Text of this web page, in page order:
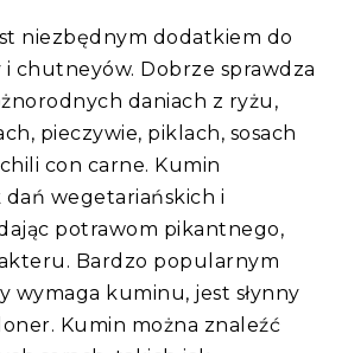
niezbędnym dodatkiem do
chutneyów. Dobrze sprawdza
daniach z ryżu,
pieczywie, piklach, sosach
con carne. Kumin
wegetariańskich i
potrawom pikantnego,
Bardzo popularnym
wymaga kuminu, jest słynny
Kumin można znaleźć